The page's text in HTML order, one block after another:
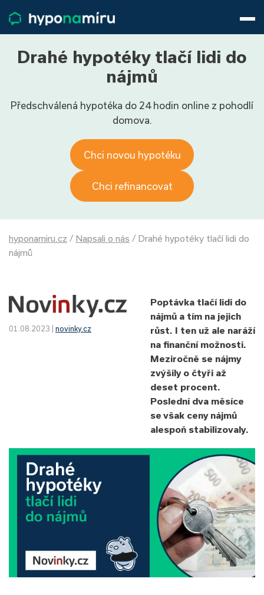
Životní pojištění
Pojištění nemovitosti
Články
800 688 388
9−16 hod.
Drahé hypotéky tlačí lidi do
nájmů
Předschválená hypotéka do 24 hodin online z pohodlí
domova.
Chci novou hypotéku
Chci refinancovat
hyponamiru.cz / Napsali o nás / Drahé hypotéky tlačí lidi do
nájmů
01.08.2023 | novinky.cz
Poptávka tlačí lidi do
nájmů a tím na jejich
růst. I ten už ale naráží
na finanční možnosti.
Meziročně se nájmy
zvýšily o čtyři až
deset procent.
Poslední dva měsíce
se však ceny nájmů
alespoň stabilizovaly.